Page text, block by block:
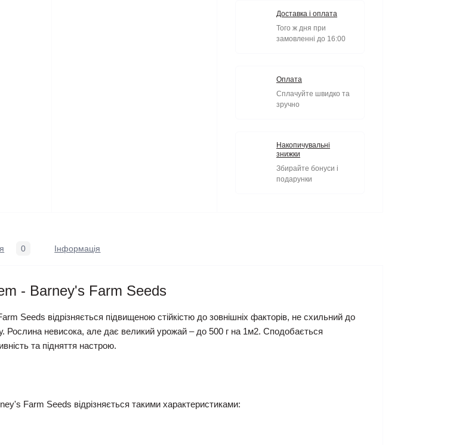
Доставка і оплата
Того ж дня при
замовленні до 16:00
Оплата
Сплачуйте швидко та
зручно
Накопичувальні
знижки
Збирайте бонуси і
подарунки
0 Iнформація
- Barney's Farm Seeds
Seeds відрізняється підвищеною стійкістю до зовнішніх факторів, не схильний до
Рослина невисока, але дає великий урожай – до 500 г на 1м2. Сподобається
та підняття настрою.
Farm Seeds відрізняється такими характеристиками: